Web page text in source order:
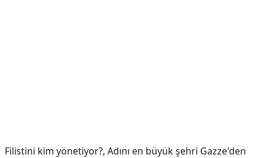
Filistini kim yönetiyor?, Adını en büyük şehri Gazze'den